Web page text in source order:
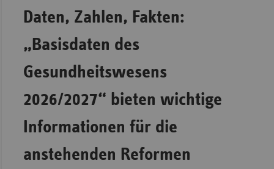
Daten, Zahlen, Fakten:
„Basisdaten des
Gesundheitswesens
2026/2027“ bieten wichtige
Informationen für die
anstehenden Reformen